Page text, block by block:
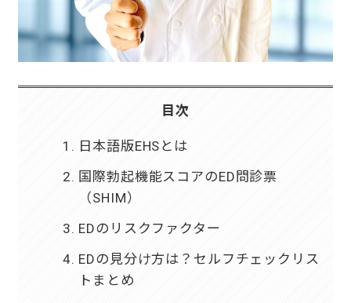
目次
日本語版EHSとは
国際勃起機能スコアのED問診票
（SHIM）
EDのリスクファクター
EDの見分け方は？セルフチェックリス
トまとめ